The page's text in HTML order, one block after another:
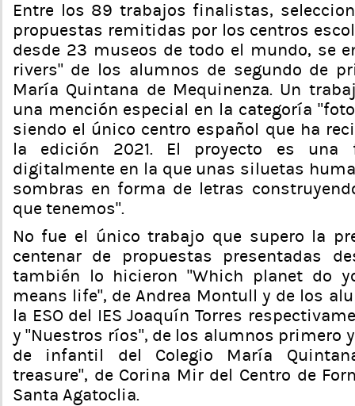
Entre los 89 trabajos finalistas,
propuestas remitidas por los centros
desde 23 museos de todo el mundo, se
rivers” de los alumnos de segundo de
María Quintana de Mequinenza. Un
una mención especial en la categoría
siendo el único centro español que ha
la edición 2021. El proyecto es una
digitalmente en la que unas siluetas
sombras en forma de letras
que tenemos”.
No fue el único trabajo que supero la
centenar de propuestas presentadas
también lo hicieron “Which planet do
means life”, de Andrea Montull y de los
la ESO del IES Joaquín Torres
y “Nuestros ríos”, de los alumnos primero
de infantil del Colegio María
treasure”, de Corina Mir del Centro de
Santa Agatoclia.